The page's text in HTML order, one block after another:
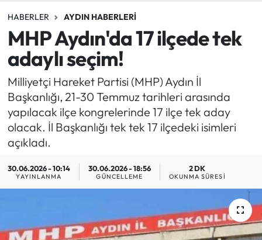
HABERLER AYDIN HABERLERI
MHP Aydın'da 17 ilçede tek
adaylı seçim!
Milliyetçi Hareket Partisi (MHP) Aydın İl
Başkanlığı, 21-30 Temmuz tarihleri arasında
yapılacak ilçe kongrelerinde 17 ilçe tek aday
olacak. İl Başkanlığı tek tek 17 ilçedeki isimleri
açıkladı.
30.06.2026 - 10:14
YAYINLANMA
30.06.2026 - 18:56
GÜNCELLEME
2 DK
OKUNMA SÜRESI
EĞİTİM
EKONOMİ
GÜNCEL
GÜNDEM
MAGAZİN
SAĞLIK
SPOR
Süper Lig Puan Durumu ve Fikstür
Tüm Manşetler
Son Dakika Haberleri
Haber Arşivi